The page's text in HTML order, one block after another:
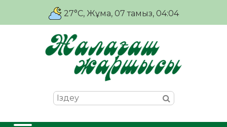
27°C, Жұма, 07 тамыз, 04:04